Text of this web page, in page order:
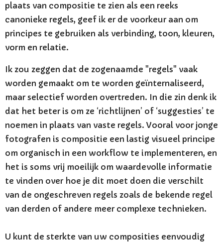
plaats van compositie te zien als een reeks
canonieke regels, geef ik er de voorkeur aan om
principes te gebruiken als verbinding, toon, kleuren,
vorm en relatie.
Ik zou zeggen dat de zogenaamde "regels" vaak
worden gemaakt om te worden geïnternaliseerd,
maar selectief worden overtreden. In die zin denk ik
dat het beter is om ze ‘richtlijnen’ of ‘suggesties’ te
noemen in plaats van vaste regels. Vooral voor jonge
fotografen is compositie een lastig visueel principe
om organisch in een workflow te implementeren, en
het is soms vrij moeilijk om waardevolle informatie
te vinden over hoe je dit moet doen die verschilt
van de ongeschreven regels zoals de bekende regel
van derden of andere meer complexe technieken.
U kunt de sterkte van uw composities eenvoudig